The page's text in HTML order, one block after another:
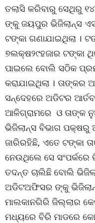
ତଲାସି କରିବାରୁ ସେଥିରୁ
ଙ୍କୁ ଜୟପୁର ଭିଜିଲାନ୍ସ
ଟଙ୍କା ଗଣାଯାଇଥିଲା ।
୭ଲକ୍ଷ୨୯ହଜାର ଟଙ୍କା
ପାଇଲେ ବୋଲି ସଠିକ
କରାଯାଇଥିଲା । ତାଙ୍କର
ସନ୍ଦେହରେ ଅଡିଟର
ଆଳିଗ୍ରାମରେ ଓ ତାଙ୍କ
ଭିଜିଲାନ୍ସ ବିଭାଗ ପକ୍ଷରୁ
ଜାରିରହିଛି, ଏତେ ଟଙ୍କା
ନେଉଥିଲେ ସେ
ତଦନ୍ତ ଚାଲିଛି ବୋଲି
ଅଡିଟଅଫିସର ଙ୍କୁ
ମାଲକାନଗିରି ଜିଲ୍ଲାର
ମଧ୍ୟରେ ବିରି ମାଡରେ